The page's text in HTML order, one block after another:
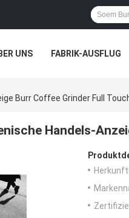
UNS FABRIK-AUSFLUG
Burr Coffee Grinder Full
Handels-